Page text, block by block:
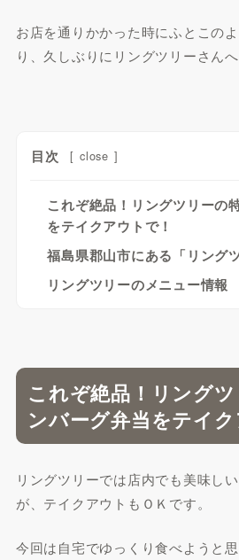
お店を通りかかった時にふとこの
り、久しぶりにリングツリーさん
目次 [ close ]
これぞ絶品！リングツリーの
をテイクアウトで！
福島県郡山市にある「リング
リングツリーのメニュー情報
これぞ絶品！リング
ンバーグ弁当をテイク
リングツリーでは店内でも美味し
が、テイクアウトもＯＫです。
今回は自宅でゆっくり食べようと